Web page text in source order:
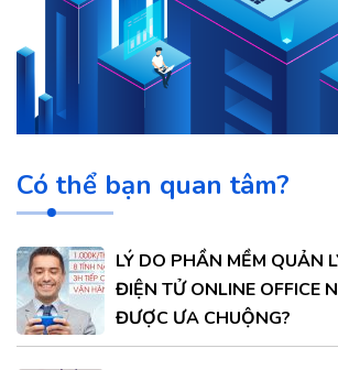
Có thể bạn quan tâm?
LÝ DO PHẦN MỀM QUẢN
ĐIỆN TỬ ONLINE OFFICE
ĐƯỢC ƯA CHUỘNG?